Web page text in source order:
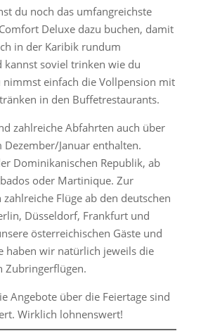
du noch das umfangreichste
Deluxe dazu buchen, damit
in der Karibik rundum
kannst soviel trinken wie du
nimmst einfach die Vollpension mit
in den Buffetrestaurants.
zahlreiche Abfahrten auch über
Dezember/Januar enthalten.
Dominikanischen Republik, ab
oder Martinique. Zur
Flüge ab den deutschen
Düsseldorf, Frankfurt und
österreichischen Gäste und
haben wir natürlich jeweils die
Zubringerflügen.
Angebote über die Feiertage sind
Wirklich lohnenswert!